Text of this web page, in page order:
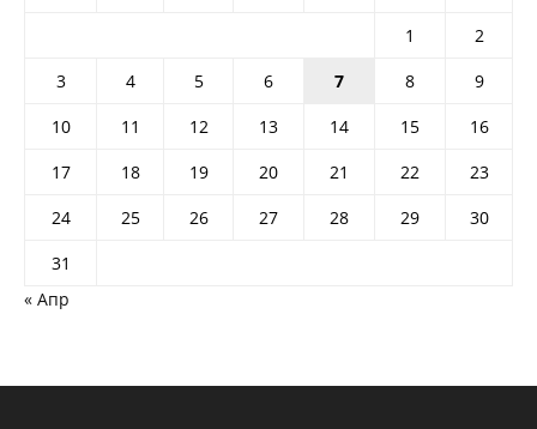
1
2
3
4 5 6 7 8
9
10
11 12 13 14 15
16
17
18 19 20 21 22
23
24
25 26 27 28 29
30
31
« Апр